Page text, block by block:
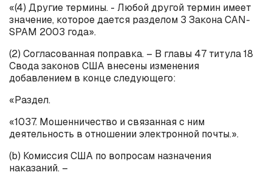
«(4) Другие термины. - Любой другой термин имеет
значение, которое дается разделом 3 ЗаконаCAN-
SPAM 2003 года».
(2) Согласованная поправка. – В главы 47 титула 18
Свода законов США внесены изменения
добавлением в конце следующего:
«Раздел.
«1037. Мошенничество и связанная с ним
деятельность в отношении электронной почты.».
(b) Комиссия США по вопросам назначения
наказаний. –